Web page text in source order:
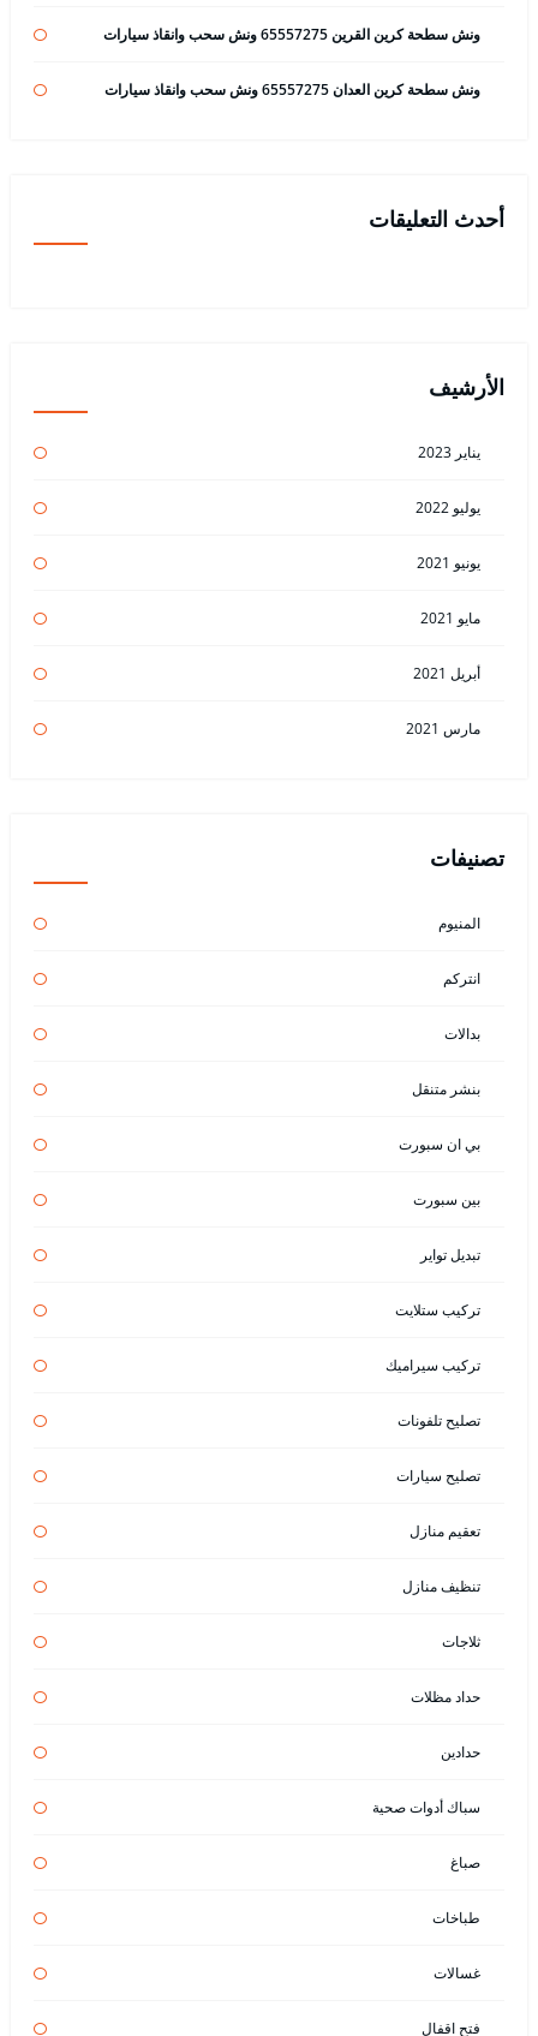
ونش سطحة كرين القرين 65557275 ونش سحب وانقاذ سيارات
ونش سطحة كرين العدان 65557275 ونش سحب وانقاذ سيارات
أحدث التعليقات
الأرشيف
يناير 2023
يوليو 2022
يونيو 2021
مايو 2021
أبريل 2021
مارس 2021
تصنيفات
المنيوم
انتركم
بدالات
بنشر متنقل
بي ان سبورت
بين سبورت
تبديل تواير
تركيب ستلايت
تركيب سيراميك
تصليح تلفونات
تصليح سيارات
تعقيم منازل
تنظيف منازل
ثلاجات
حداد مظلات
حدادين
سباك أدوات صحية
صباغ
طباخات
غسالات
فتح اقفال